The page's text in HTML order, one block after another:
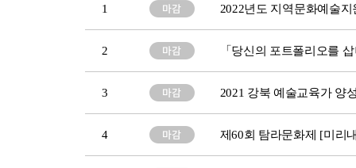
1 2022년도 지역문화예술
2 「당신의 포트폴리오를
3 2021 강북 예술교육가 양
4 제60회 탐라문화제 [미리